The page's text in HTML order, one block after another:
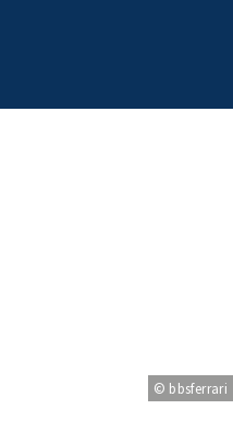
© bbsferrari